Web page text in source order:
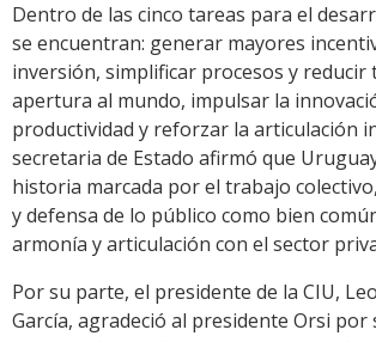
Dentro de las cinco tareas para el
se encuentran: generar mayores
inversión, simplificar procesos y reducir
apertura al mundo, impulsar la
productividad y reforzar la articulación
secretaria de Estado afirmó que
historia marcada por el trabajo
y defensa de lo público como bien
armonía y articulación con el sector
Por su parte, el presidente de la CIU,
García, agradeció al presidente Orsi por